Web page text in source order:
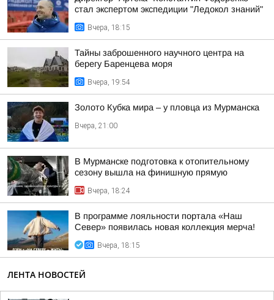
стал экспертом экспедиции "Ледокол знаний"
Вчера, 18:15
Тайны заброшенного научного центра на
берегу Баренцева моря
Вчера, 19:54
Золото Кубка мира – у пловца из Мурманска
Вчера, 21:00
В Мурманске подготовка к отопительному
сезону вышла на финишную прямую
Вчера, 18:24
В программе лояльности портала «Наш
Север» появилась новая коллекция мерча!
Вчера, 18:15
ЛЕНТА НОВОСТЕЙ